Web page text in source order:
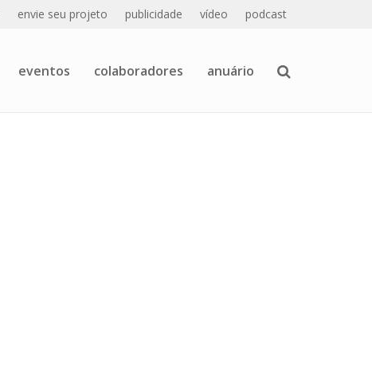
envie seu projeto publicidade vídeo podcast
eventos colaboradores anuário